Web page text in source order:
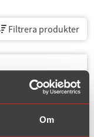
Om
Filtrera produkter